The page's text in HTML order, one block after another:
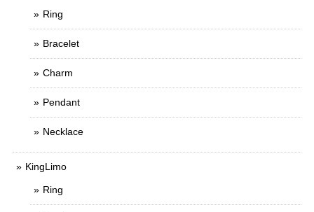
Ring
Bracelet
Charm
Pendant
Necklace
KingLimo
Ring